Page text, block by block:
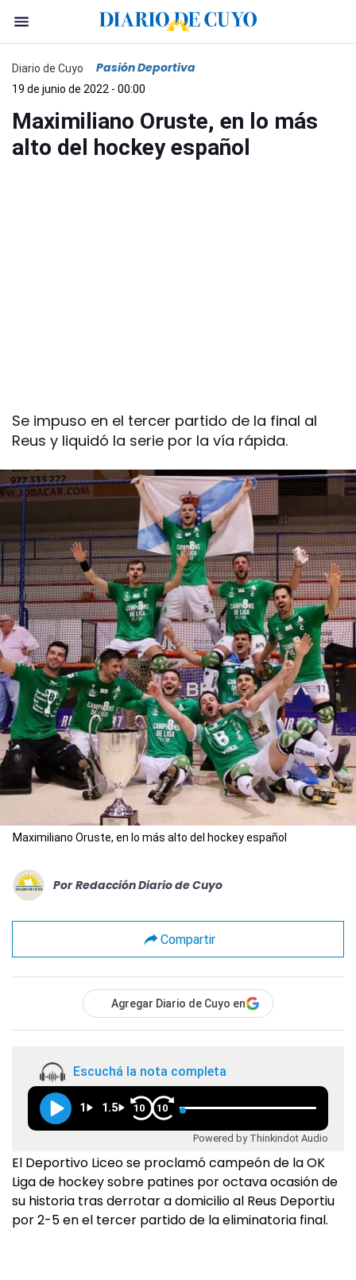
Diario de Cuyo Pasión Deportiva
19 de junio de 2022 - 00:00
Maximiliano Oruste, en lo más
alto del hockey español
Se impuso en el tercer partido de la final al
Reus y liquidó la serie por la vía rápida.
Maximiliano Oruste, en lo más alto del hockey español
Por Redacción Diario de Cuyo
Compartir
Agregar Diario de Cuyo en
Escuchá la nota completa
1 1.5 10 10
Powered by Thinkindot Audio
El Deportivo Liceo se proclamó campeón de la OK
Liga de hockey sobre patines por octava ocasión de
su historia tras derrotar a domicilio al Reus Deportiu
por 2-5 en el tercer partido de la eliminatoria final.